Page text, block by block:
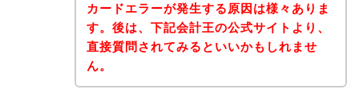
カードエラーが発生する原因は様々ありま
す。後は、下記会計王の公式サイトより、
直接質問されてみるといいかもしれませ
ん。